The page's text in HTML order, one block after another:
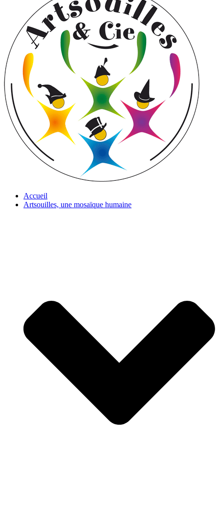
Accueil
Artsouilles, une mosaïque humaine